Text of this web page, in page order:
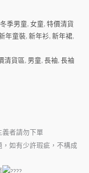
冬季男童, 女童, 特價清貨
年童裝, 新年衫, 新年裙,
清貨區, 男童, 長袖, 長袖
者請勿下單
如有少許瑕疵，不構成